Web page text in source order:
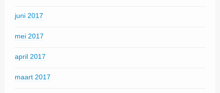
juni 2017
mei 2017
april 2017
maart 2017